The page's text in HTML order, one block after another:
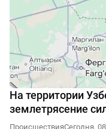
На территории
землетрясение
ПроисшествияСегодня,